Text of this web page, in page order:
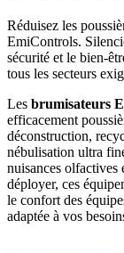
Réduisez les
EmiControls.
sécurité et le bien-
tous les secteurs
Les brumisateurs
efficacement
déconstruction,
nébulisation ultra
nuisances olfactives
déployer, ces
le confort des
adaptée à vos